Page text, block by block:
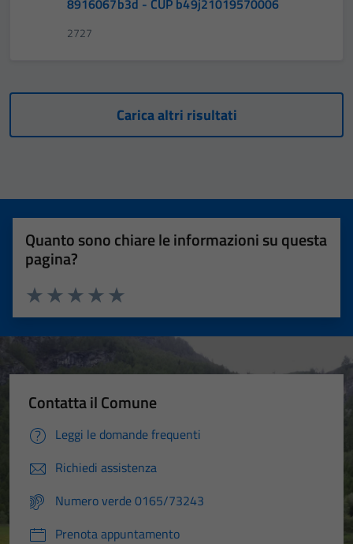
8916067b3d - CUP b49j21019570006
2727
Carica altri risultati
Quanto sono chiare le informazioni su questa
pagina?
Valuta 5 stelle su 5
Valuta 4 stelle su 5
Valuta 3 stelle su 5
Valuta 2 stelle su 5
Valuta 1 stelle su 5
Contatta il Comune
Leggi le domande frequenti
Richiedi assistenza
Numero verde 0165/73243
Prenota appuntamento